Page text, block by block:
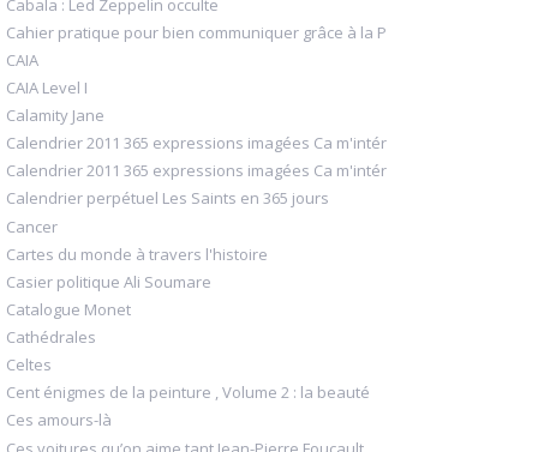
Cabala : Led Zeppelin occulte
Cahier pratique pour bien communiquer grâce à la P
CAIA
CAIA Level I
Calamity Jane
Calendrier 2011 365 expressions imagées Ca m'intér
Calendrier 2011 365 expressions imagées Ca m'intér
Calendrier perpétuel Les Saints en 365 jours
Cancer
Cartes du monde à travers l'histoire
Casier politique Ali Soumare
Catalogue Monet
Cathédrales
Celtes
Cent énigmes de la peinture , Volume 2 : la beauté
Ces amours-là